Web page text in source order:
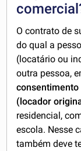
O contrato de
do qual a
(locatário ou
outra pessoa,
(locador
residencial,
escola. Nesse
também deve